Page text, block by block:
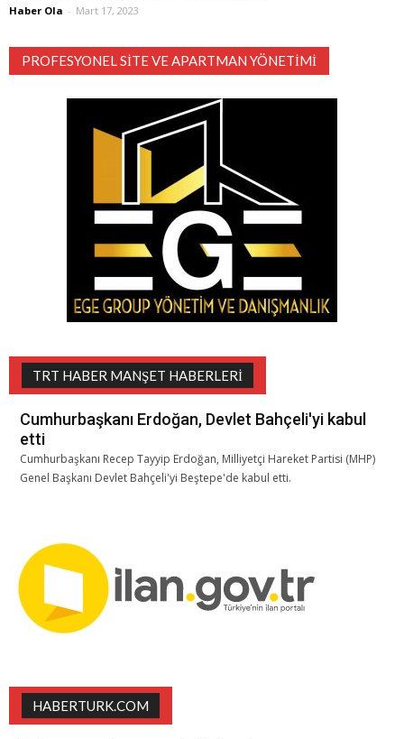
Haber Ola - Mart 17, 2023
PROFESYONEL SITE VE APARTMAN YÖNETIMI
TRT HABER MANŞET HABERLERI
Cumhurbaşkanı Erdoğan, Devlet Bahçeli'yi kabul
etti
Cumhurbaşkanı Recep Tayyip Erdoğan, Milliyetçi Hareket Partisi (MHP)
Genel Başkanı Devlet Bahçeli'yi Beştepe'de kabul etti.
HABERTURK.COM